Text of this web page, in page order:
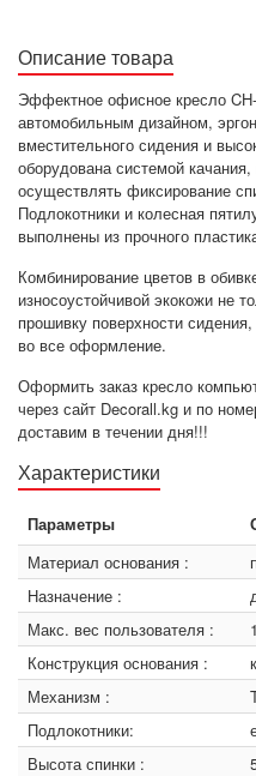
Описание товара
Эффектное офисное кресло
автомобильным дизайном,
вместительного сидения и
оборудована системой
осуществлять фиксирование
Подлокотники и колесная
выполнены из прочного
Комбинирование цветов в
износоустойчивой экокожи не
прошивку поверхности
во все оформление.
Оформить заказ кресло
через сайт Decorall.kg и по
доставим в течении дня!!!
Характеристики
Параметры
Материал основания :
Назначение :
Макс. вес пользователя :
Конструкция основания :
Механизм :
Подлокотники:
Высота спинки :